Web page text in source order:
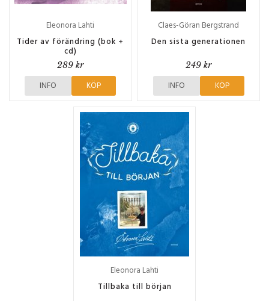
Eleonora Lahti
Tider av förändring (bok +
cd)
289 kr
INFO KÖP
Claes-Göran Bergstrand
Den sista generationen
249 kr
INFO KÖP
Eleonora Lahti
Tillbaka till början